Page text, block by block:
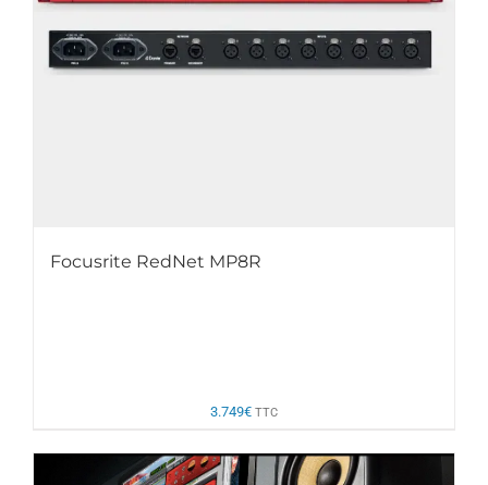
Focusrite RedNet MP8R
3.749€ TTC